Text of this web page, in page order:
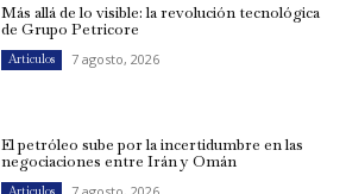
Más allá de lo visible: la revolución tecnológica
de Grupo Petricore
Artículos 7 agosto, 2026
El petróleo sube por la incertidumbre en las
negociaciones entre Irán y Omán